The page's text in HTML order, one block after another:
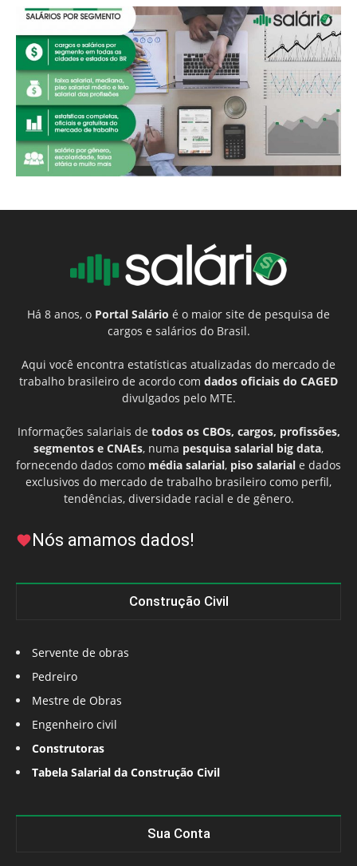
Há 8 anos, o Portal Salário é o maior site de pesquisa de
cargos e salários do Brasil.
Aqui você encontra estatísticas atualizadas do mercado de
trabalho brasileiro de acordo com dados oficiais do CAGED
divulgados pelo MTE.
Informações salariais de todos os CBOs, cargos, profissões,
segmentos e CNAEs, numa pesquisa salarial big data,
fornecendo dados como média salarial, piso salarial e dados
exclusivos do mercado de trabalho brasileiro como perfil,
tendências, diversidade racial e de gênero.
Nós amamos dados!
Construção Civil
Servente de obras
Pedreiro
Mestre de Obras
Engenheiro civil
Construtoras
Tabela Salarial da Construção Civil
Sua Conta